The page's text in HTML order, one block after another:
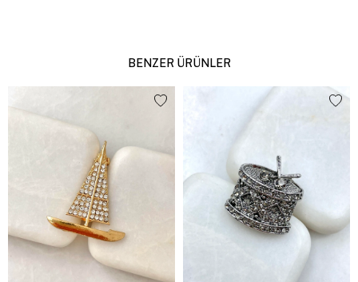
BENZER ÜRÜNLER